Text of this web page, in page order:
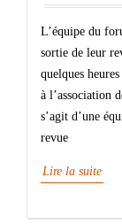
L’équipe du
sortie de leur
quelques
à l’association
s’agit d’une
revue
Lire la suite